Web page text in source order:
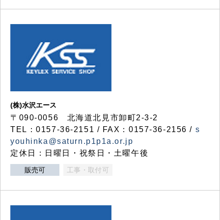
(株)水沢エース
〒090-0056 北海道北見市卸町2-3-2
TEL：0157-36-2151 / FAX：0157-36-2156 / s
youhinka@saturn.p1p1a.or.jp
定休日：日曜日・祝祭日・土曜午後
販売可 工事・取付可